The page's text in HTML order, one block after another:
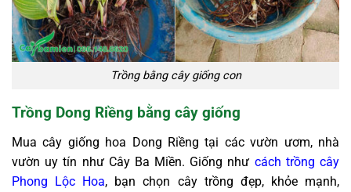
Trồng bằng cây giống con
Trồng Dong Riềng bằng cây giống
Mua cây giống hoa Dong Riềng tại các vườn ươm, nhà
vườn uy tín như Cây Ba Miền. Giống như cách trồng cây
Phong Lộc Hoa, bạn chọn cây trồng đẹp, khỏe mạnh,